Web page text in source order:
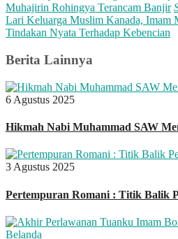
Muhajirin Rohingya Terancam Banjir
Lari Keluarga Muslim Kanada, Imam
Tindakan Nyata Terhadap Kebencian
Berita Lainnya
6 Agustus 2025
Hikmah Nabi Muhammad SAW
3 Agustus 2025
Pertempuran Romani : Titik Balik